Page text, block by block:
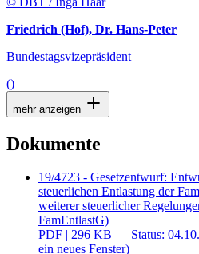
Friedrich (Hof), Dr. Hans-Peter
Bundestagsvizepräsident
()
mehr anzeigen
Dokumente
19/4723 - Gesetzentwurf:
steuerlichen Entlastung der
weiterer steuerlicher
FamEntlastG)
PDF | 296 KB — Status:
ein neues Fenster)